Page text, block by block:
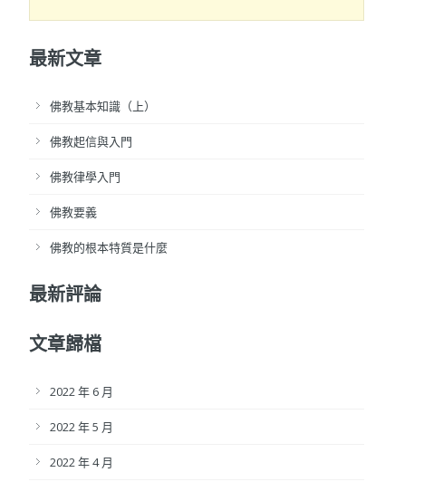
最新文章
佛教基本知識（上）
佛教起信與入門
佛教律學入門
佛教要義
佛教的根本特質是什麼
最新評論
文章歸檔
2022 年 6 月
2022 年 5 月
2022 年 4 月